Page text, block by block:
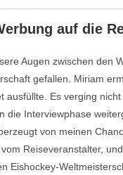
auf die
Augen zwischen den
gefallen. Miriam
ausfüllte. Es verging
die Interviewphase
von meinen
Reiseveranstalter,
Eishockey-